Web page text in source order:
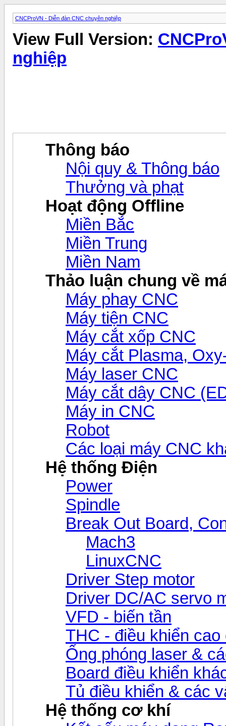
CNCProVN - Diễn đàn CNC chuyên nghiệp
View Full Version:
nghiệp
Thông báo
Nội quy & Thông báo
Thưởng và phạt
Hoạt động Offline
Miền Bắc
Miền Trung
Miền Nam
Thảo luận chung về
Máy phay CNC
Máy tiện CNC
Máy cắt xốp CNC
Máy cắt Plasma,
Máy laser CNC
Máy cắt dây CNC
Máy in CNC
Robot
Các loại máy CNC
Hệ thống Điện
Power
Spindle
Break Out Board,
Mach3
LinuxCNC
Driver Step motor
Driver DC/AC servo
VFD - biến tần
THC - điều khiển
Ống phóng laser &
Board điều khiển
Tủ điều khiển & các
Hệ thống cơ khí